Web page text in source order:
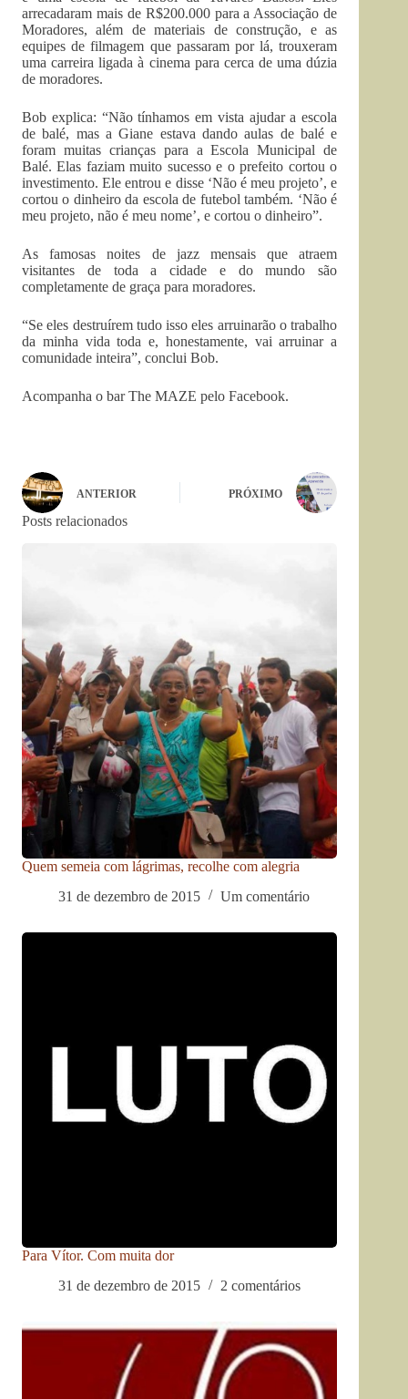
arrecadaram mais de R$200.000 para a Associação de
Moradores, além de materiais de construção, e as
equipes de filmagem que passaram por lá, trouxeram
uma carreira ligada à cinema para cerca de uma dúzia
de moradores.
Bob explica: “Não tínhamos em vista ajudar a escola
de balé, mas a Giane estava dando aulas de balé e
foram muitas crianças para a Escola Municipal de
Balé. Elas faziam muito sucesso e o prefeito cortou o
investimento. Ele entrou e disse ‘Não é meu projeto’, e
cortou o dinheiro da escola de futebol também. ‘Não é
meu projeto, não é meu nome’, e cortou o dinheiro”.
As famosas noites de jazz mensais que atraem
visitantes de toda a cidade e do mundo são
completamente de graça para moradores.
“Se eles destruírem tudo isso eles arruinarão o trabalho
da minha vida toda e, honestamente, vai arruinar a
comunidade inteira”, conclui Bob.
Acompanha o bar The MAZE pelo Facebook.
ANTERIOR PRÓXIMO
Posts relacionados
Quem semeia com lágrimas, recolhe com alegria
31 de dezembro de 2015
Um comentário
Para Vítor. Com muita dor
31 de dezembro de 2015
2 comentários